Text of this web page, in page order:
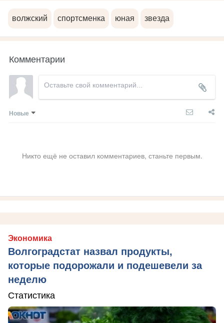
волжский спортсменка юная звезда
Комментарии
Новые
Никто ещё не оставил комментариев, станьте первым.
Экономика
Волгоградстат назвал продукты,
которые подорожали и подешевели за
неделю
Статистика